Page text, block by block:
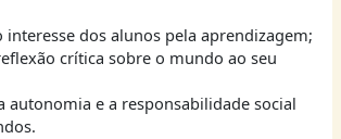
interesse dos alunos pela aprendizagem;
crítica sobre o mundo ao seu
autonomia e a responsabilidade social